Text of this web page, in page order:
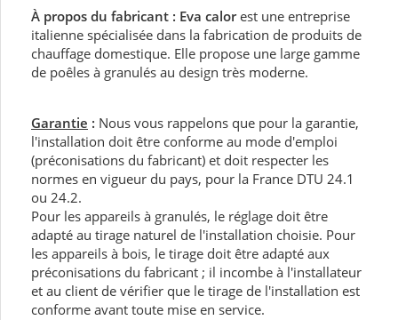
À propos du fabricant : Eva calorest une entreprise
italienne spécialisée dans la fabrication de produits de
chauffage domestique. Elle propose une large gamme
de poêles à granulés au design très moderne.
Garantie : Nous vous rappelons que pour la garantie,
l'installation doit être conforme au mode d'emploi
(préconisations du fabricant) et doit respecter les
normes en vigueur du pays, pour la France DTU 24.1
ou 24.2.
Pour les appareils à granulés, le réglage doit être
adapté au tirage naturel de l'installation choisie. Pour
les appareils à bois, le tirage doit être adapté aux
préconisations du fabricant ; il incombe à l'installateur
et au client de vérifier que le tirage de l'installation est
conforme avant toute mise en service.